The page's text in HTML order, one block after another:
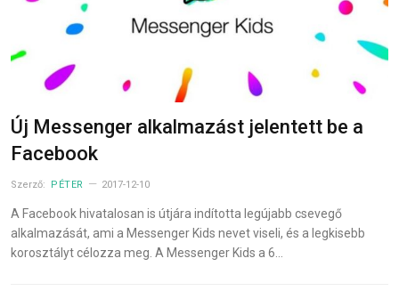
Új Messenger alkalmazást jelentett be a
Facebook
Szerző: PÉTER 2017-12-10
A Facebook hivatalosan is útjára indította legújabb csevegő
alkalmazását, ami a Messenger Kids nevet viseli, és a legkisebb
korosztályt célozza meg. A Messenger Kids a 6…